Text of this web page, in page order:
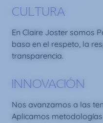
CULTURA
En Claire Joster somos
basa en el respeto, la
transparencia.
INNOVACIÓN
Nos avanzamos a las
Aplicamos